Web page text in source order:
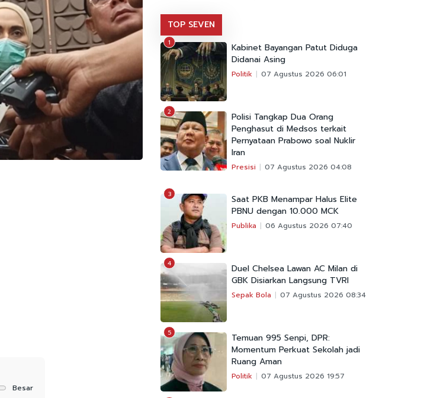
Besar
TOP SEVEN
1
Kabinet Bayangan Patut Diduga
Didanai Asing
Politik 07 Agustus 2026 06:01
2
Polisi Tangkap Dua Orang
Penghasut di Medsos terkait
Pernyataan Prabowo soal Nuklir
Iran
Presisi 07 Agustus 2026 04:08
3
Saat PKB Menampar Halus Elite
PBNU dengan 10.000 MCK
Publika 06 Agustus 2026 07:40
4
Duel Chelsea Lawan AC Milan di
GBK Disiarkan Langsung TVRI
Sepak Bola 07 Agustus 2026 08:34
5
Temuan 995 Senpi, DPR:
Momentum Perkuat Sekolah jadi
Ruang Aman
Politik 07 Agustus 2026 19:57